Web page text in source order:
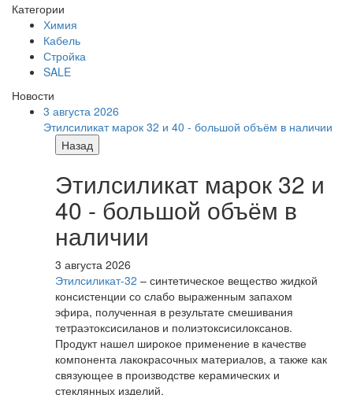
Категории
Химия
Кабель
Стройка
SALE
Новости
3 августа 2026
Этилсиликат марок 32 и 40 - большой объём в наличии
Назад
Этилсиликат марок 32 и
40 - большой объём в
наличии
3 августа 2026
Этилсиликат-32 – синтетическое вещество жидкой
консистенции со слабо выраженным запахом
эфира, полученная в результате смешивания
тетpаэтоксисиланов и полиэтоксисилоксанов.
Продукт нашел широкое применение в качестве
компонента лакокрасочных материалов, а также как
связующее в производстве керамических и
стеклянных изделий.